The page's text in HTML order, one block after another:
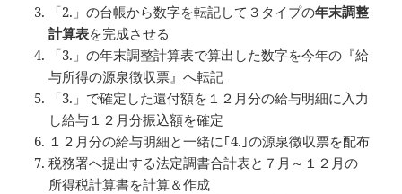
「2.」の台帳から数字を転記して３タイプの年末調整
計算表を完成させる
「3.」の年末調整計算表で算出した数字を今年の『給
与所得の源泉徴収票』へ転記
「3.」で確定した還付額を１２月分の給与明細に入力
し給与１２月分振込額を確定
１２月分の給与明細と一緒に｢4.｣の源泉徴収票を配布
税務署へ提出する法定調書合計表と７月～１２月の
所得税計算書を計算＆作成